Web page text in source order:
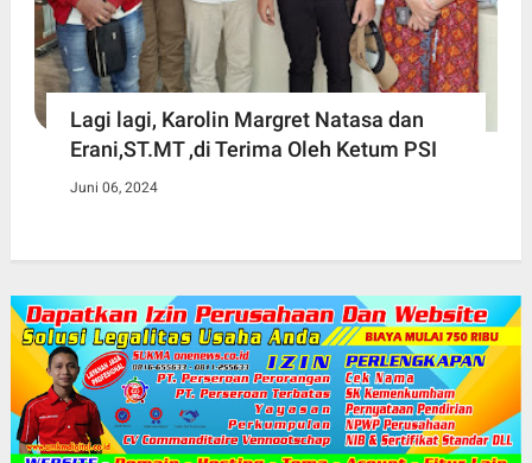
Lagi lagi, Karolin Margret Natasa dan
Erani,ST.MT ,di Terima Oleh Ketum PSI
Juni 06, 2024